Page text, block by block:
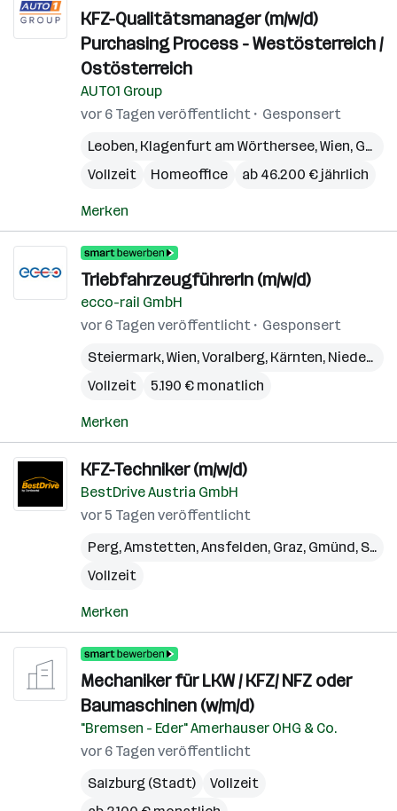
KFZ-Qualitätsmanager (m/w/d)
Purchasing Process - Westösterreich /
Ostösterreich
AUTO1 Group
vor 6 Tagen veröffentlicht
Gesponsert
Leoben, Klagenfurt am Wörthersee,Wien, Graz
Vollzeit
Homeoffice ab 46.200 € jährlich
Merken
TriebfahrzeugführerIn (m/w/d)
ecco-rail GmbH
vor 6 Tagen veröffentlicht
Gesponsert
Steiermark,Wien,Voralberg, Kärnten, Niederösterreich
Vollzeit
5.190 € monatlich
Merken
KFZ-Techniker (m/w/d)
BestDrive Austria GmbH
vor 5 Tagen veröffentlicht
Perg,Amstetten,Ansfelden, Graz, Gmünd, Steyr
Vollzeit
Merken
Mechaniker für LKW / KFZ/ NFZ oder
Baumaschinen (w/m/d)
"Bremsen - Eder" Amerhauser OHG & Co.
vor 6 Tagen veröffentlicht
Salzburg (Stadt)
Vollzeit